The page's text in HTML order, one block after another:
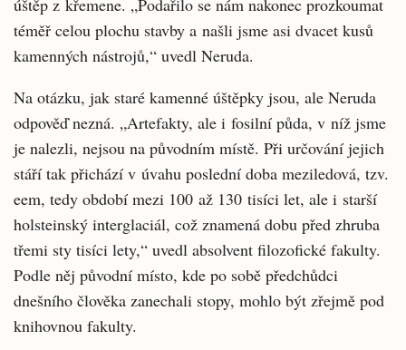
úštěp z křemene. „Podařilo se nám nakonec prozkoumat
téměř celou plochu stavby a našli jsme asi dvacet kusů
kamenných nástrojů,“ uvedl Neruda.
Na otázku, jak staré kamenné úštěpky jsou, ale Neruda
odpověď nezná. „Artefakty, ale i fosilní půda, v níž jsme
je nalezli, nejsou na původním místě. Při určování jejich
stáří tak přichází v úvahu poslední doba meziledová, tzv.
eem, tedy období mezi 100 až 130 tisíci let, ale i starší
holsteinský interglaciál, což znamená dobu před zhruba
třemi sty tisíci lety,“ uvedl absolvent filozofické fakulty.
Podle něj původní místo, kde po sobě předchůdci
dnešního člověka zanechali stopy, mohlo být zřejmě pod
knihovnou fakulty.